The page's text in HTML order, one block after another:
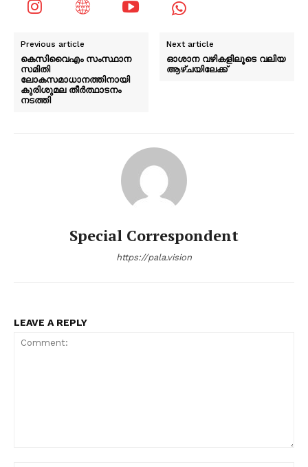
Previous article
കെസിവൈഎം സംസ്ഥാന
സമിതി
ലോകസമാധാനത്തിനായി
കുരിശുമല തീർത്ഥാടനം
നടത്തി
Next article
ഓശാന വഴികളിലൂടെ വലിയ
ആഴ്ചയിലേക്ക്
Special Correspondent
https://pala.vision
LEAVE A REPLY